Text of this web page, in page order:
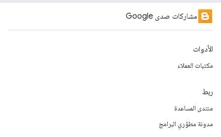
مشاركات صدى Google
الأدوات
مكتبات العملاء
ربط
منتدى المساعدة
مدونة مطوّري البرامج